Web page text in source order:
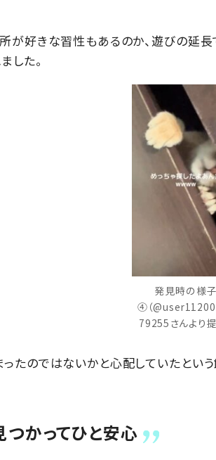
が好きな習性もあるのか、遊びの延
した。
発見時の様子
④（
79255さんより提
たのではないかと心配していたとい
かってひと安心